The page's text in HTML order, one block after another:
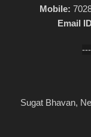
Mobile:
Email
Sugat Bhavan,